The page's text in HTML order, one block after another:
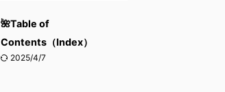
🌺Table of
Contents（Index）
2025/4/7